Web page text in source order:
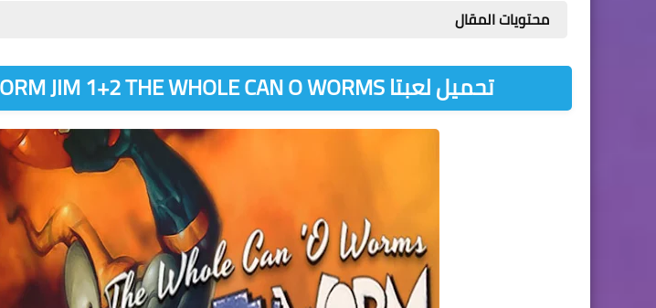
محتويات المقال
تحميل لعبتا EARTHWORM JIM 1+2 THE WHOLE CAN O WORMS